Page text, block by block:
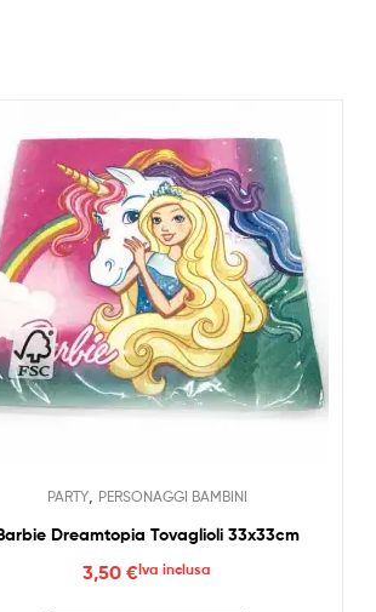
PARTY, PERSONAGGI BAMBINI
Dreamtopia Tovaglioli 33x33cm
3,50€Iva inclusa